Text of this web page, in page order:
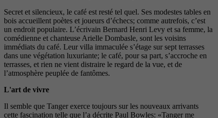
Secret et silencieux, le café est resté tel quel. Ses modestes tables en
bois accueillent poètes et joueurs d’échecs; comme autrefois, c’est
un endroit populaire. L’écrivain Bernard Henri Levy et sa femme, la
comédienne et chanteuse Arielle Dombasle, sont les voisins
immédiats du café. Leur villa immaculée s’étage sur sept terrasses
dans une végétation luxuriante; le café, pour sa part, s’accroche en
terrasses, et rien ne vient distraire le regard de la vue, et de
l’atmosphère peuplée de fantômes.
L'art de vivre
Il semble que Tanger exerce toujours sur les nouveaux arrivants
cette fascination telle que l’a décrite Paul Bowles: «Tanger me